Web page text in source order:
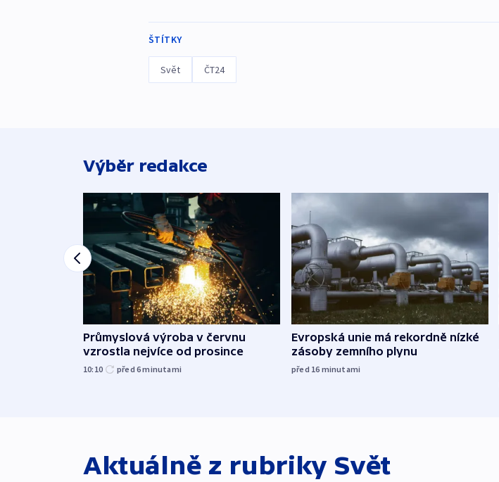
ŠTÍTKY
Svět ČT24
Výběr redakce
Průmyslová výroba v červnu
vzrostla nejvíce od prosince
10:10 před 6minutami
Evropská unie má rekordně nízké
zásoby zemního plynu
před 16 minutami
Aktuálně z rubriky Svět